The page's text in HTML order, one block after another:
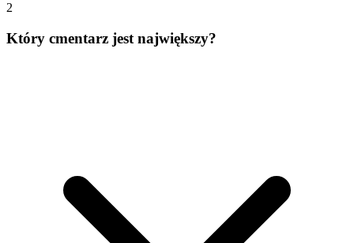
2
Który cmentarz jest największy?